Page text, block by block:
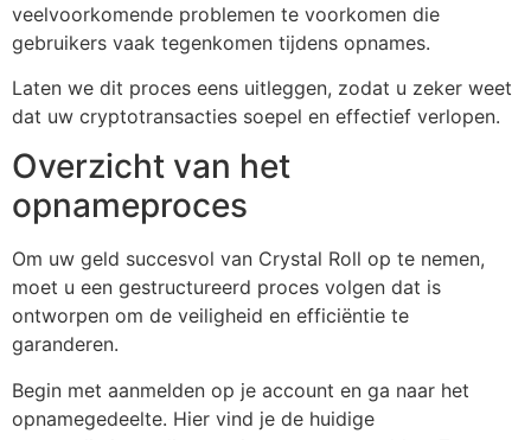
veelvoorkomende problemen te voorkomen die
gebruikers vaak tegenkomen tijdens opnames.
Laten we dit proces eens uitleggen, zodat u zeker weet
dat uw cryptotransacties soepel en effectief verlopen.
Overzicht van het
opnameproces
Om uw geld succesvol van Crystal Roll op te nemen,
moet u een gestructureerd proces volgen dat is
ontworpen om de veiligheid en efficiëntie te
garanderen.
Begin met aanmelden op je account en ga naar het
opnamegedeelte. Hier vind je de huidige